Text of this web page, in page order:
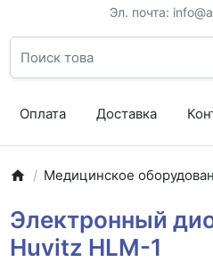
Эл. почта:
Оплата Доставка
Медицинское
Электронный
Huvitz HLM-1